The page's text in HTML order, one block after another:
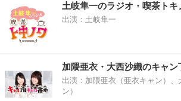
土岐隼一のラジオ・喫茶トキ
出演：土岐隼一
加隈亜衣・大西沙織のキャ
出演：加隈亜衣（亜衣キャン）、
ン）